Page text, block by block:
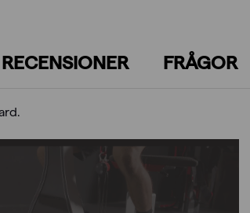
RECENSIONER FRÅGOR